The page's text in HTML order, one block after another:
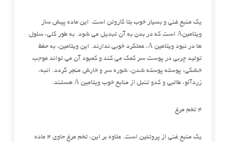
یک منبع غنی و بسیار خوب بتا کاروتن است. این ماده پیش ساز
ویتامینA است که در بدن به آن تبدیل می شود. به طور کلی، سلول
ها در نبود ویتامین A، عملکرد خوبی ندارند. این ویتامین، به حفظ
تولید چربی در پوست سر کمک می کند و کمبود آن می تواند موجب
خشکی، پوسته پوسته شدن، شوره سر و خارش منجر گردد. انبه،
زردآلو، طالبی و کدو تنبل از منابع خوب ویتامین A هستند.
۴ تخم مرغ
یک منبع غنی از پروتئین است. علاوه بر این، تخم مرغ حاوی ۴ ماده